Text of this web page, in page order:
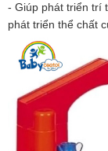
- Giúp phát triển trí
phát triển thể chất